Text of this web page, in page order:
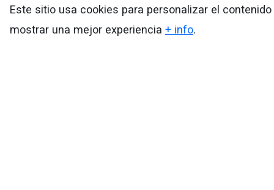
Este sitio usa cookies para personalizar el contenido
mostrar una mejor experiencia + info.